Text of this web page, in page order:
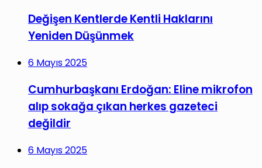
Değişen Kentlerde Kentli Haklarını
Yeniden Düşünmek
6 Mayıs 2025
Cumhurbaşkanı Erdoğan: Eline mikrofon
alıp sokağa çıkan herkes gazeteci
değildir
6 Mayıs 2025